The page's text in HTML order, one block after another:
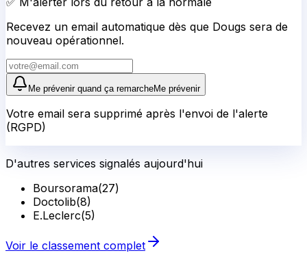
Recevez un email automatique dès que Dougs sera de
nouveau opérationnel.
Me prévenir quand ça remarcheMe prévenir
Votre email sera supprimé après l'envoi de l'alerte
(RGPD)
D'autres services signalés aujourd'hui
Boursorama(27)
Doctolib(8)
E.Leclerc(5)
Voir le classement complet